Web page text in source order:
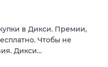
в Дикси. Премии,
Чтобы не
Дикси…